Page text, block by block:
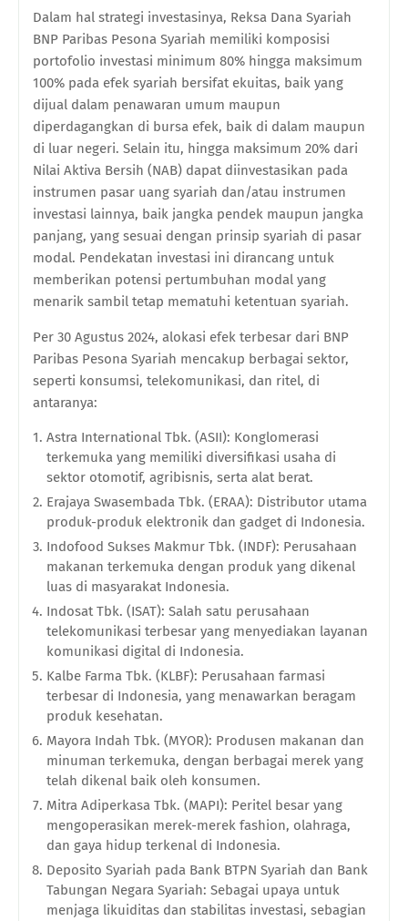
Dalam hal strategi investasinya, Reksa Dana Syariah
BNP Paribas Pesona Syariah memiliki komposisi
portofolio investasi minimum 80% hingga maksimum
100% pada efek syariah bersifat ekuitas, baik yang
dijual dalam penawaran umum maupun
diperdagangkan di bursa efek, baik di dalam maupun
di luar negeri. Selain itu, hingga maksimum 20% dari
Nilai Aktiva Bersih (NAB) dapat diinvestasikan pada
instrumen pasar uang syariah dan/atau instrumen
investasi lainnya, baik jangka pendek maupun jangka
panjang, yang sesuai dengan prinsip syariah di pasar
modal. Pendekatan investasi ini dirancang untuk
memberikan potensi pertumbuhan modal yang
menarik sambil tetap mematuhi ketentuan syariah.
Per 30 Agustus 2024, alokasi efek terbesar dari BNP
Paribas Pesona Syariah mencakup berbagai sektor,
seperti konsumsi, telekomunikasi, dan ritel, di
antaranya:
Astra International Tbk. (ASII): Konglomerasi
terkemuka yang memiliki diversifikasi usaha di
sektor otomotif, agribisnis, serta alat berat.
Erajaya Swasembada Tbk. (ERAA): Distributor utama
produk-produk elektronik dan gadget di Indonesia.
Indofood Sukses Makmur Tbk. (INDF): Perusahaan
makanan terkemuka dengan produk yang dikenal
luas di masyarakat Indonesia.
Indosat Tbk. (ISAT): Salah satu perusahaan
telekomunikasi terbesar yang menyediakan layanan
komunikasi digital di Indonesia.
Kalbe Farma Tbk. (KLBF): Perusahaan farmasi
terbesar di Indonesia, yang menawarkan beragam
produk kesehatan.
Mayora Indah Tbk. (MYOR): Produsen makanan dan
minuman terkemuka, dengan berbagai merek yang
telah dikenal baik oleh konsumen.
Mitra Adiperkasa Tbk. (MAPI): Peritel besar yang
mengoperasikan merek-merek fashion, olahraga,
dan gaya hidup terkenal di Indonesia.
Deposito Syariah pada Bank BTPN Syariah dan Bank
Tabungan Negara Syariah: Sebagai upaya untuk
menjaga likuiditas dan stabilitas investasi, sebagian